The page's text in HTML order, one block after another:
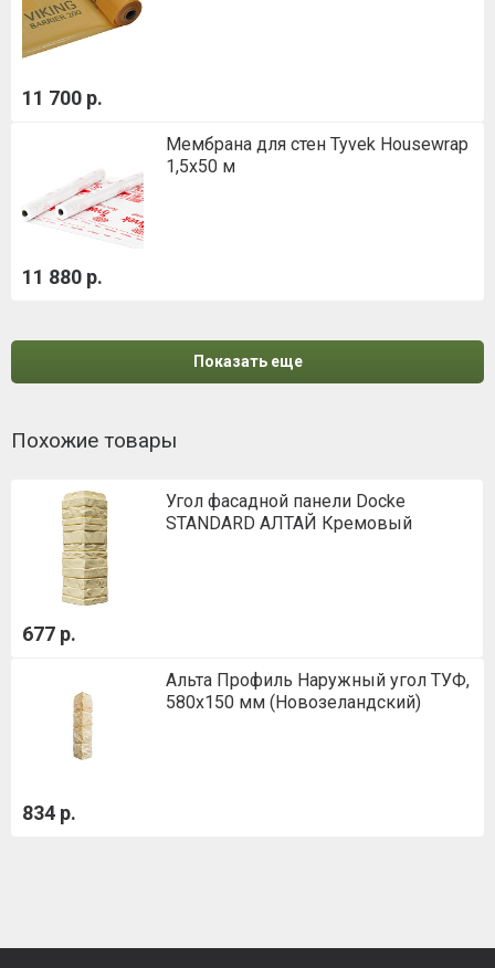
11 700 р.
Мембрана для стен Tyvek Housewrap
1,5х50 м
11 880 р.
Показать еще
Похожие товары
Угол фасадной панели Docke
STANDARD АЛТАЙ Кремовый
677 р.
Альта Профиль Наружный угол ТУФ,
580х150 мм (Новозеландский)
834 р.